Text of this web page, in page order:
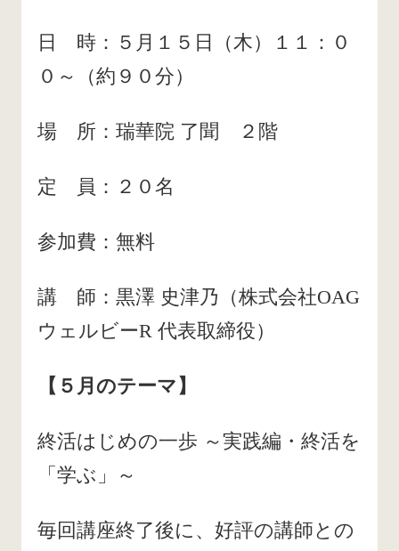
日 時：５月１５日（木）１１：０
０～（約９０分）
場 所：瑞華院 了聞 ２階
定 員：２０名
参加費：無料
講 師：黒澤 史津乃（株式会社OAG
ウェルビーR 代表取締役）
【５月のテーマ】
終活はじめの一歩 ～実践編・終活を
「学ぶ」～
毎回講座終了後に、好評の講師との